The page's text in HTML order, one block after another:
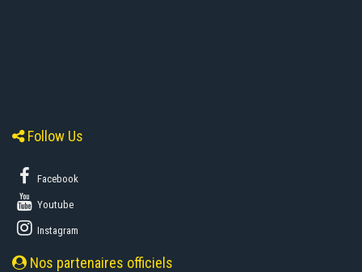
Follow Us
Facebook
Youtube
Instagram
Nos partenaires officiels